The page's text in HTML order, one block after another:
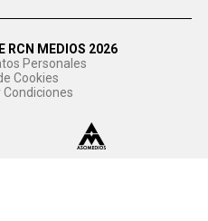
RCN MEDIOS 2026
Personales
Cookies